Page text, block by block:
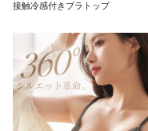
接触冷感付きブラトップ